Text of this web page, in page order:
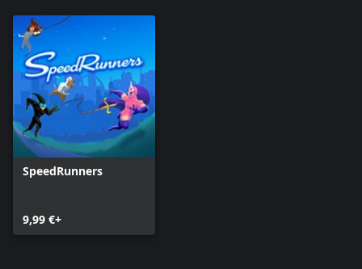
SpeedRunners
9,99 €+